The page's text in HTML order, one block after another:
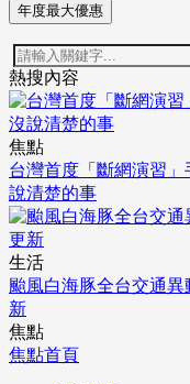
年度最大優惠
熱搜內容
焦點
台灣首度「斷網演習
說清楚的事
生活
颱風白海豚全台交通
新
焦點
焦點首頁